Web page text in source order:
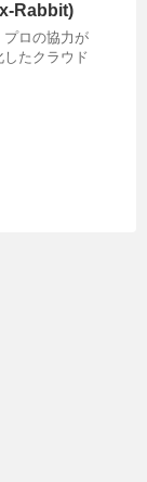
Rabbit)
プロの協力が
たクラウド